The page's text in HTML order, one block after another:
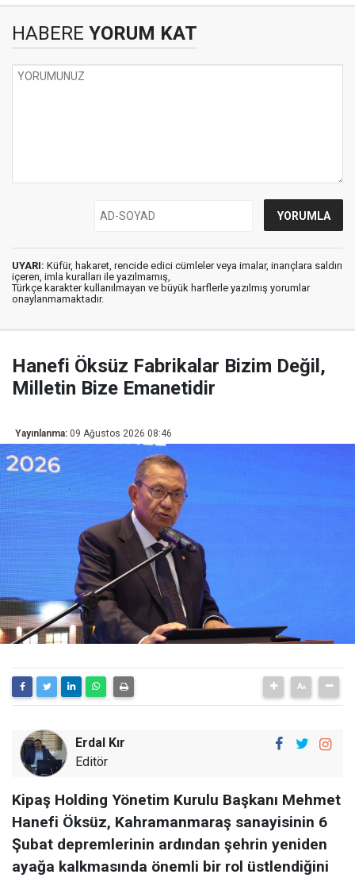
HABERE YORUM KAT
UYARI: Küfür, hakaret, rencide edici cümleler veya imalar, inançlara saldırı
içeren, imla kuralları ile yazılmamış,
Türkçe karakter kullanılmayan ve büyük harflerle yazılmış yorumlar
onaylanmamaktadır.
Hanefi Öksüz Fabrikalar Bizim Değil,
Milletin Bize Emanetidir
Yayınlanma: 09 Ağustos 2026 08:46
Erdal Kır
Editör
Kipaş Holding Yönetim Kurulu Başkanı Mehmet
Hanefi Öksüz, Kahramanmaraş sanayisinin 6
Şubat depremlerinin ardından şehrin yeniden
ayağa kalkmasında önemli bir rol üstlendiğini